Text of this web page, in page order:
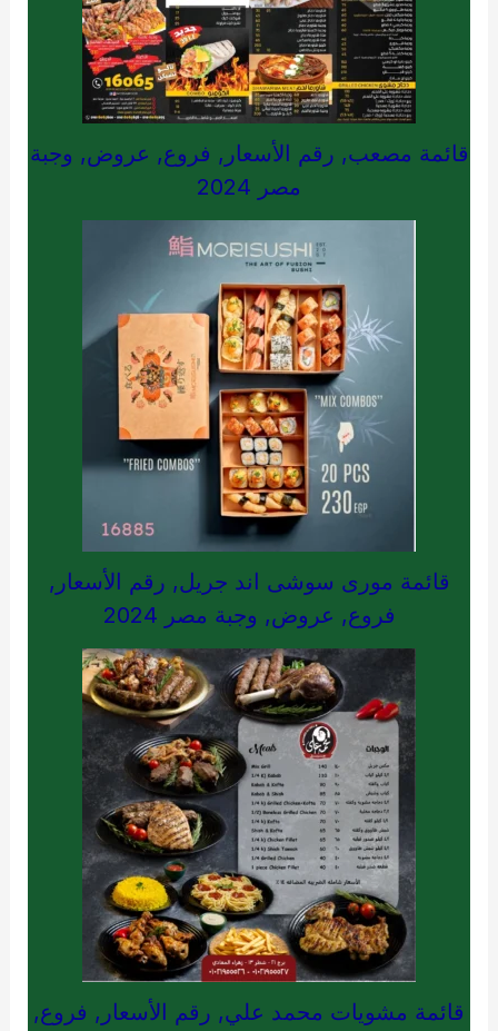
قائمة مصعب, رقم الأسعار, فروع, عروض, وجبة
مصر 2024
قائمة مورى سوشى اند جريل, رقم الأسعار,
فروع, عروض, وجبة مصر 2024
قائمة مشويات محمد علي, رقم الأسعار, فروع,